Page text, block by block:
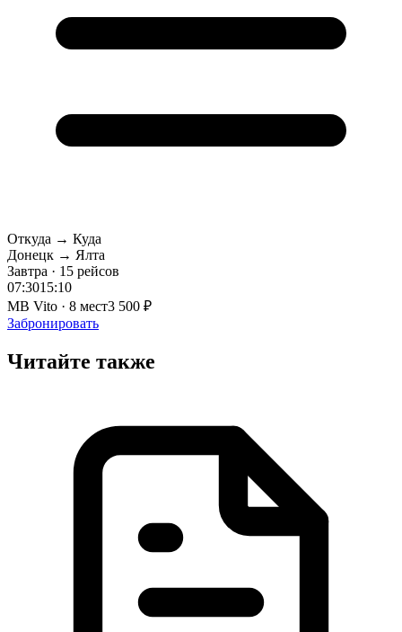
Откуда → Куда
Донецк → Ялта
Завтра · 15 рейсов
07:3015:10
MB Vito · 8 мест3 500 ₽
Забронировать
Читайте также